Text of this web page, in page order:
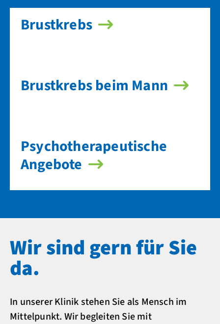
Brustkrebs
Brustkrebs beim Mann
Psycho­therapeutische
Angebote
Wir sind gern für Sie
da.
In unserer Klinik stehen Sie als Mensch im
Mittelpunkt. Wir begleiten Sie mit